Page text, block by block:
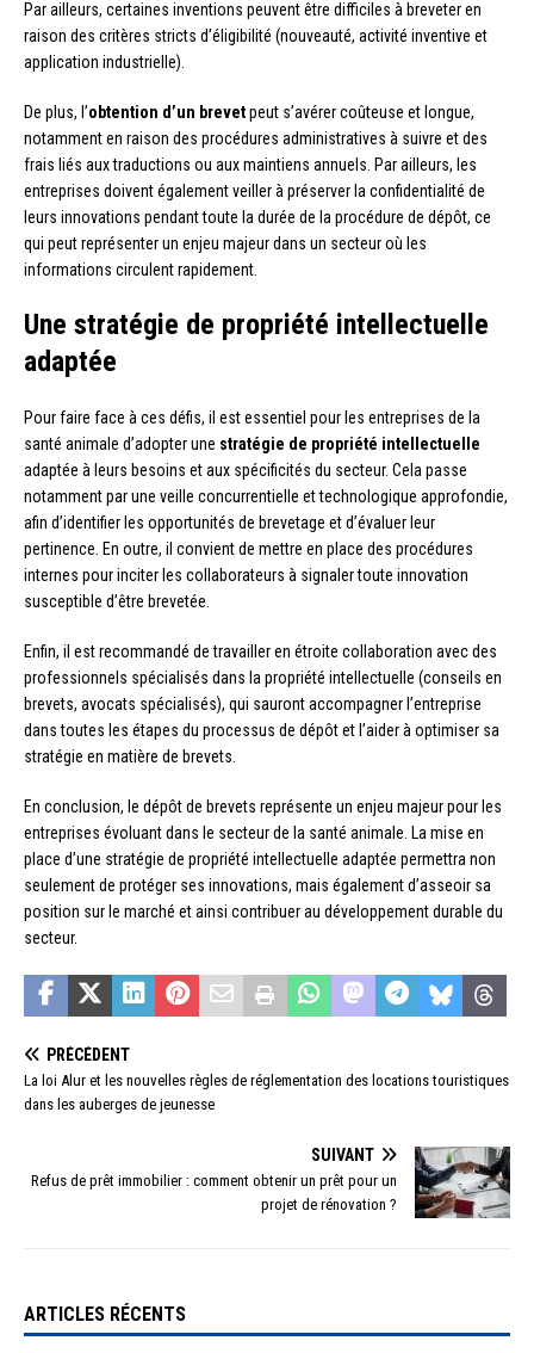
Par ailleurs, certaines inventions peuvent être difficiles à breveter en
raison des critères stricts d’éligibilité (nouveauté, activité inventive et
application industrielle).
De plus, l’obtention d’un brevetpeut s’avérer coûteuse et longue,
notamment en raison des procédures administratives à suivre et des
frais liés aux traductions ou aux maintiens annuels. Par ailleurs, les
entreprises doivent également veiller à préserver la confidentialité de
leurs innovations pendant toute la durée de la procédure de dépôt, ce
qui peut représenter un enjeu majeur dans un secteur où les
informations circulent rapidement.
Une stratégie de propriété intellectuelle
adaptée
Pour faire face à ces défis, il est essentiel pour les entreprises de la
santé animale d’adopter une stratégie de propriété intellectuelle
adaptée à leurs besoins et aux spécificités du secteur. Cela passe
notamment par une veille concurrentielle et technologique approfondie,
afin d’identifier les opportunités de brevetage et d’évaluer leur
pertinence. En outre, il convient de mettre en place des procédures
internes pour inciter les collaborateurs à signaler toute innovation
susceptible d’être brevetée.
Enfin, il est recommandé de travailler en étroite collaboration avec des
professionnels spécialisés dans la propriété intellectuelle (conseils en
brevets, avocats spécialisés), qui sauront accompagner l’entreprise
dans toutes les étapes du processus de dépôt et l’aider à optimiser sa
stratégie en matière de brevets.
En conclusion, le dépôt de brevets représente un enjeu majeur pour les
entreprises évoluant dans le secteur de la santé animale. La mise en
place d’une stratégie de propriété intellectuelle adaptée permettra non
seulement de protéger ses innovations, mais également d’asseoir sa
position sur le marché et ainsi contribuer au développement durable du
secteur.
PRÉCÉDENT
La loi Alur et les nouvelles règles de réglementation des locations touristiques
dans les auberges de jeunesse
SUIVANT
Refus de prêt immobilier : comment obtenir un prêt pour un
projet de rénovation ?
ARTICLES RÉCENTS